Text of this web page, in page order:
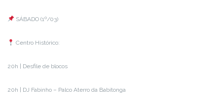
SÁBADO (1º/03)
Centro Histórico:
20h | Desfile de blocos
20h | DJ Fabinho – Palco Aterro da Babitonga